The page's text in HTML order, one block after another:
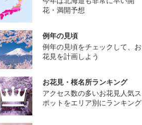
花・満開予想
例年の見頃
例年の見頃をチェックして、お
花見を計画しよう
お花見・桜名所ランキング
アクセス数の多いお花見人気ス
ポットをエリア別にランキング